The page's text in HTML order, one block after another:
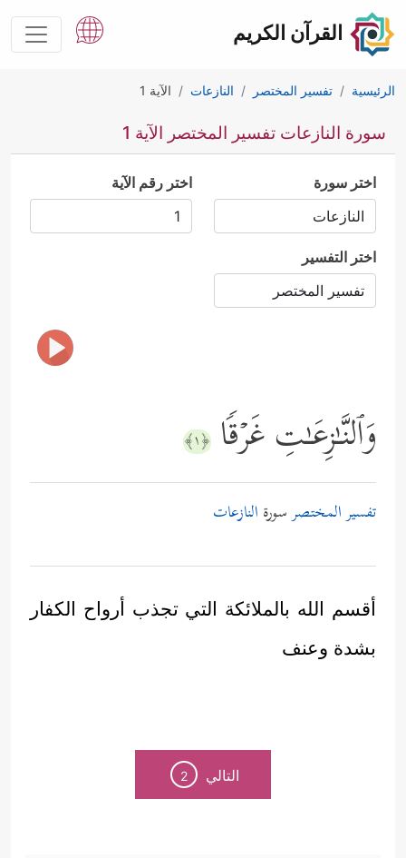
القرآن الكريم
الرئيسية تفسير المختصر النازعات الآية 1
سورة النازعات تفسير المختصر الآية 1
اختر سورة اختر رقم الآية
اختر التفسير
وَٱلنَّـٰزِعَـٰتِ غَرۡقࣰا ﴿١﴾
تفسير المختصرسورة النازعات
أقسم الله بالملائكة التي تجذب أرواح الكفار
بشدة وعنف
التالي 2